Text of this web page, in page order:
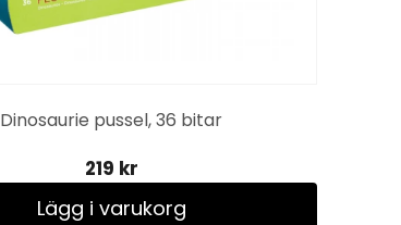
Dinosaurie pussel, 36 bitar
219 kr
Lägg i varukorg